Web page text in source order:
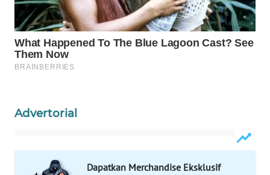
Advertorial
Dapatkan Merchandise Eksklusif
OTOMOTIF
WAHANA
HEALTH
WISATA
WAHANA